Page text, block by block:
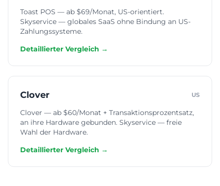
Toast POS — ab $69/Monat, US-orientiert.
Skyservice — globales SaaS ohne Bindung an US-
Zahlungssysteme.
Detaillierter Vergleich →
Clover US
Clover — ab $60/Monat + Transaktionsprozentsatz,
an ihre Hardware gebunden. Skyservice — freie
Wahl der Hardware.
Detaillierter Vergleich →